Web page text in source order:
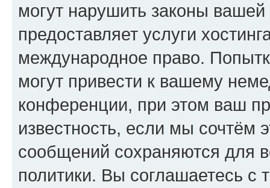
могут нарушить законы
предоставляет услуги
международное право.
могут привести к вашему
конференции, при этом ваш
известность, если мы сочтём
сообщений сохраняются для
политики. Вы соглашаетесь